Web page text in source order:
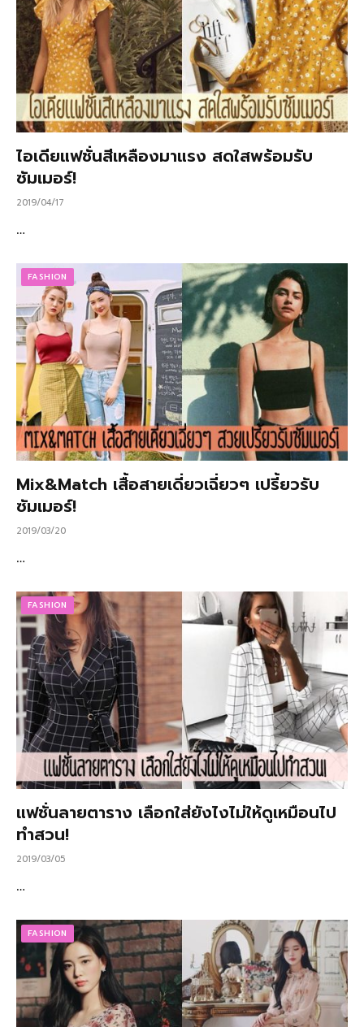
ไอเดียแฟชั่นสีเหลืองมาแรง สดใสพร้อมรับ
ซัมเมอร์!
2019/04/17
…
FASHION
Mix&Match เสื้อสายเดี่ยวเฉี่ยวๆ เปรี้ยวรับ
ซัมเมอร์!
2019/03/20
…
FASHION
แฟชั่นลายตาราง เลือกใส่ยังไงไม่ให้ดูเหมือนไป
ทำสวน!
2019/03/05
…
FASHION